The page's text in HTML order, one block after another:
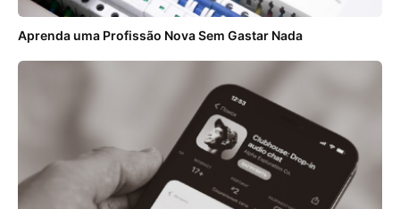
Aprenda uma Profissão Nova Sem Gastar Nada